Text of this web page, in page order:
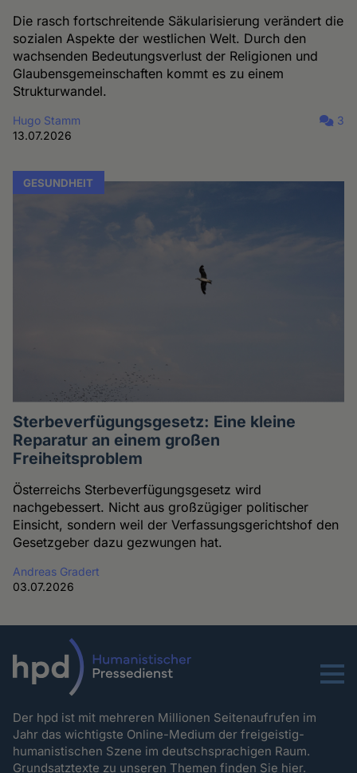
Die rasch fortschreitende Säkularisierung verändert die
sozialen Aspekte der westlichen Welt. Durch den
wachsenden Bedeutungsverlust der Religionen und
Glaubensgemeinschaften kommt es zu einem
Strukturwandel.
Hugo Stamm
13.07.2026
3
GESUNDHEIT
Sterbeverfügungsgesetz: Eine kleine
Reparatur an einem großen
Freiheitsproblem
Österreichs Sterbeverfügungsgesetz wird
nachgebessert. Nicht aus großzügiger politischer
Einsicht, sondern weil der Verfassungsgerichtshof den
Gesetzgeber dazu gezwungen hat.
Andreas Gradert
03.07.2026
Menu
Der hpd ist mit mehreren Millionen Seitenaufrufen im
Jahr das wichtigste Online-Medium der freigeistig-
humanistischen Szene im deutschsprachigen Raum.
Grundsatztexte zu unseren Themenfinden Sie hier.